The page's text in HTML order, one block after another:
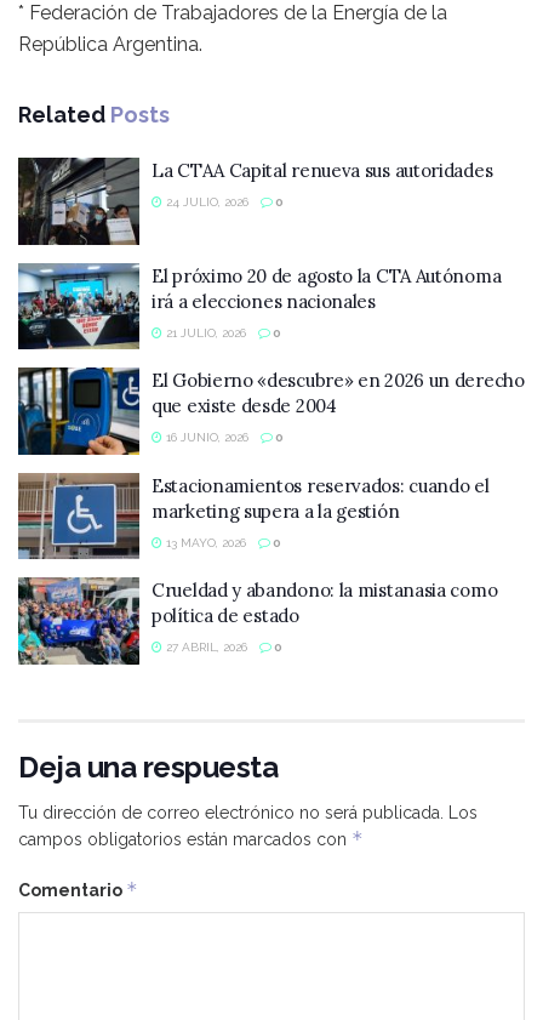
* Federación de Trabajadores de la Energía de la
República Argentina.
Related Posts
La CTAA Capital renueva sus autoridades
24 JULIO, 2026 0
El próximo 20 de agosto la CTA Autónoma
irá a elecciones nacionales
21 JULIO, 2026 0
El Gobierno «descubre» en 2026 un derecho
que existe desde 2004
16 JUNIO, 2026 0
Estacionamientos reservados: cuando el
marketing supera a la gestión
13 MAYO, 2026 0
Crueldad y abandono: la mistanasia como
política de estado
27 ABRIL, 2026 0
Deja una respuesta
Tu dirección de correo electrónico no será publicada. Los
campos obligatorios están marcados con *
Comentario *